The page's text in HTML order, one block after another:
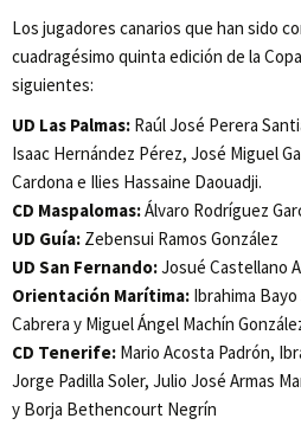
Los jugadores canarios que han sido
cuadragésimo quinta edición de la
siguientes:
UD Las Palmas: Raúl José Perera
Isaac Hernández Pérez, José Miguel
Cardona e Ilies Hassaine Daouadji.
CD Maspalomas:Álvaro Rodríguez
UD Guía: Zebensui Ramos González
UD San Fernando:Josué Castellano
Orientación Marítima: Ibrahima
Cabrera y Miguel Ángel Machín
CD Tenerife: Mario Acosta Padrón,
Jorge Padilla Soler, Julio José Armas
y Borja Bethencourt Negrín